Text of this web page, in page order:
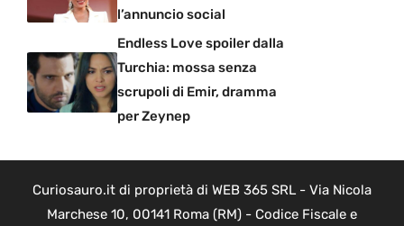
l’annuncio social
Endless Love spoiler dalla
Turchia: mossa senza
scrupoli di Emir, dramma
per Zeynep
Curiosauro.it di proprietà di WEB 365 SRL - Via Nicola
Marchese 10, 00141 Roma (RM) - Codice Fiscale e